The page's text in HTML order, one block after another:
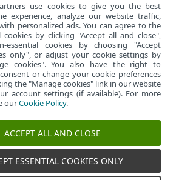
επιφάνειας εργασίας
ESET
ESET
use cookies to give you the best
experience, analyze our website traffic,
personalized ads. You can agree to the
by clicking "Accept all and close",
essential cookies by choosing "Accept
only", or adjust your cookie settings by
cookies". You also have the right to
or change your cookie preferences
the "Manage cookies" link in our website
account settings (if available). For more
ourCookie Policy.
ACCEPT ALL AND CLOSE
ESSENTIAL COOKIES ONLY